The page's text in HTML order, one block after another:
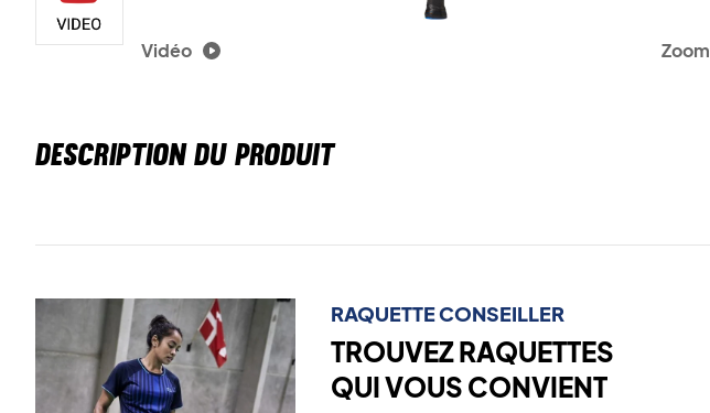
Vidéo Zoom
DESCRIPTION DU PRODUIT
RAQUETTE CONSEILLER
TROUVEZ RAQUETTES
QUI VOUS CONVIENT